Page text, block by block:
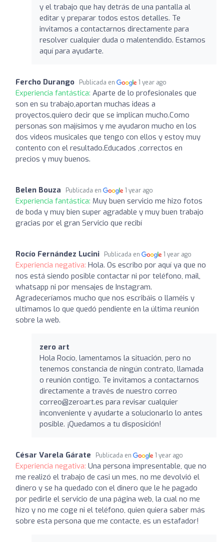
y el trabajo que hay detrás de una pantalla al
editar y preparar todos estos detalles. Te
invitamos a contactarnos directamente para
resolver cualquier duda o malentendido. Estamos
aquí para ayudarte.
Fercho Durango Publicada en 1 year ago
Experiencia fantástica: Aparte de lo profesionales que
son en su trabajo,aportan muchas ideas a
proyectos,quiero decir que se implican mucho.Como
personas son majísimos y me ayudaron mucho en los
dos videos musicales que tengo con ellos y estoy muy
contento con el resultado.Educados ,correctos en
precios y muy buenos.
Belen Bouza Publicada en 1 year ago
Experiencia fantástica: Muy buen servicio me hizo fotos
de boda y muy bien super agradable y muy buen trabajo
gracias por el gran Servicio que recibí
Rocío Fernández Lucini Publicada en 1 year ago
Experiencia negativa: Hola. Os escribo por aquí ya que no
nos está siendo posible contactar ni por teléfono, mail,
whatsapp ni por mensajes de Instagram.
Agradeceríamos mucho que nos escribáis o llaméis y
ultimamos lo que quedó pendiente en la última reunión
sobre la web.
zero art
Hola Rocío, lamentamos la situación, pero no
tenemos constancia de ningún contrato, llamada
o reunión contigo. Te invitamos a contactarnos
directamente a través de nuestro correo
correo@zeroart.es para revisar cualquier
inconveniente y ayudarte a solucionarlo lo antes
posible. ¡Quedamos a tu disposición!
César Varela Gárate Publicada en 1 year ago
Experiencia negativa: Una persona impresentable, que no
me realizó el trabajo de casi un mes, no me devolvió el
dinero y se ha quedado con el dinero que le he pagado
por pedirle el servicio de una página web, la cual no me
hizo y no me coge ni el teléfono, quien quiera saber más
sobre esta persona que me contacte, es un estafador!